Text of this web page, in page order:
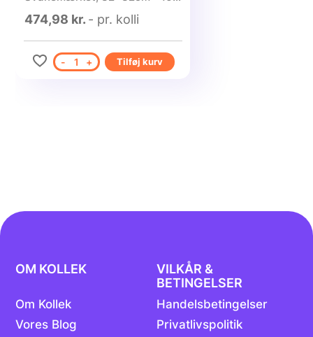
stk.
474,98 kr. - pr. kolli
- 1 + Tilføj kurv
OM KOLLEK
Om Kollek
Vores Blog
VILKÅR &
BETINGELSER
Handelsbetingelser
Privatlivspolitik